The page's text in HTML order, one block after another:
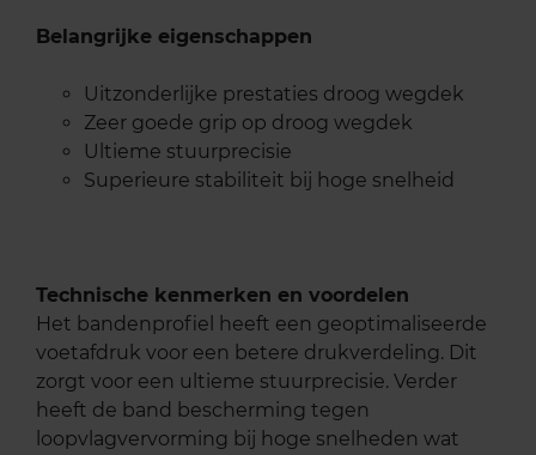
Belangrijke eigenschappen
Uitzonderlijke prestaties droog wegdek
Zeer goede grip op droog wegdek
Ultieme stuurprecisie
Superieure stabiliteit bij hoge snelheid
Technische kenmerken en voordelen
Het bandenprofiel heeft een geoptimaliseerde
voetafdruk voor een betere drukverdeling. Dit
zorgt voor een ultieme stuurprecisie. Verder
heeft de band bescherming tegen
loopvlagvervorming bij hoge snelheden wat